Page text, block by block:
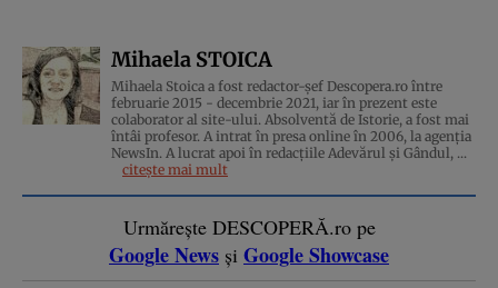
Mihaela STOICA
Mihaela Stoica a fost redactor-șef Descopera.ro între
februarie 2015 - decembrie 2021, iar în prezent este
colaborator al site-ului. Absolventă de Istorie, a fost mai
întâi profesor. A intrat în presa online în 2006, la agenţia
NewsIn. A lucrat apoi în redacţiile Adevărul şi Gândul, ...
citește mai mult
Urmărește DESCOPERĂ.ro pe
Google News și Google Showcase